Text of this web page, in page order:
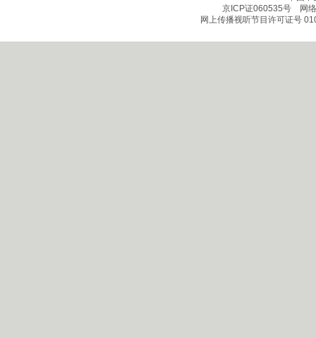
京ICP证060535号网络
网上传播视听节目许可证号